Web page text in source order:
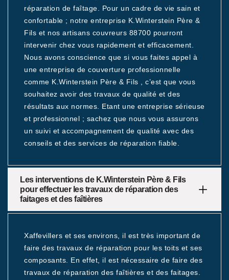
réparation de faîtage. Pour un cadre de vie sain et
confortable ; notre entreprise K.Winterstein Père &
Fils et nos artisans couvreurs 88700 pourront
intervenir chez vous rapidement et efficacement.
Nous avons conscience que si vous faites appel à
une entreprise de couverture professionnelle
comme K.Winterstein Père & Fils , c’est que vous
souhaitez avoir des travaux de qualité et des
résultats aux normes. Etant une entreprise sérieuse
et professionnel ; sachez que nous vous assurons
un suivi et accompagnement de qualité avec des
conseils et des services de réparation fiable.
Les interventions de K.Winterstein Père & Fils
pour effectuer les travaux de réparation des
faitages et des faîtières
Xaffevillers et ses environs, il est très important de
faire des travaux de réparation pour les toits et ses
composants. En effet, il est nécessaire de faire des
travaux de réparation des faîtières et des faitages.